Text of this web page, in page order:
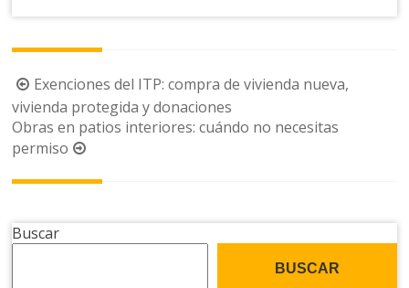
Navegación
de
la
entrada
Exenciones del ITP: compra de vivienda nueva,
vivienda protegida y donaciones
Obras en patios interiores: cuándo no necesitas
permiso
Buscar
BUSCAR